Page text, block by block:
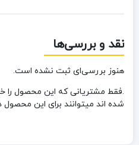
نقد و بررسی‌ها
هنوز بررسی‌ای ثبت نشده است.
.فقط مشتریانی که این محصول را
شده اند میتوانند برای این محصول